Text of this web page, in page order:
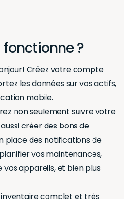
?
Créez votre compte
les données sur vos actifs,
mobile.
non seulement suivre votre
créer des bons de
place des notifications de
vos maintenances,
vos appareils, et bien plus
complet et très